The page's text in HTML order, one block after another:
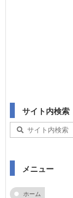
サイト内検索
メニュー
ホーム